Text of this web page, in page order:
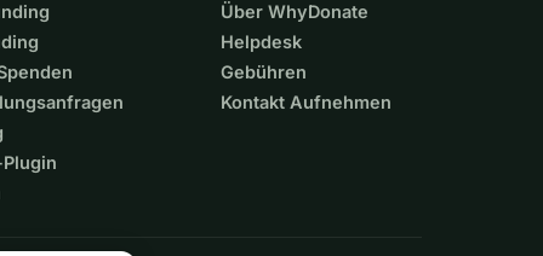
Über WhyDonate
Helpdesk
Gebühren
Kontakt Aufnehmen